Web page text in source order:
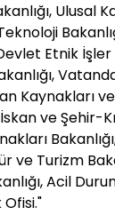
Ulusal
Etnik
Kaynakları
ve Şehir-
ve Turizm
Acil